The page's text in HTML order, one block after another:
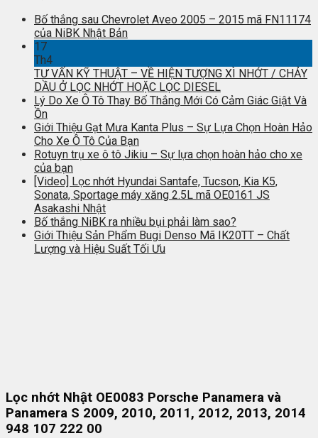
Bố thắng sau Chevrolet Aveo 2005 – 2015 mã FN11174
của NiBK Nhật Bản
17
Th4
TƯ VẤN KỸ THUẬT – VỀ HIỆN TƯỢNG XÌ NHỚT / CHẢY
DẦU Ở LỌC NHỚT HOẶC LỌC DIESEL
Lý Do Xe Ô Tô Thay Bố Thắng Mới Có Cảm Giác Giật Và
Ồn
Giới Thiệu Gạt Mưa Kanta Plus – Sự Lựa Chọn Hoàn Hảo
Cho Xe Ô Tô Của Bạn
Rotuyn trụ xe ô tô Jikiu – Sự lựa chọn hoàn hảo cho xe
của bạn
[Video] Lọc nhớt Hyundai Santafe, Tucson, Kia K5,
Sonata, Sportage máy xăng 2.5L mã OE0161 JS
Asakashi Nhật
Bố thắng NiBK ra nhiều bụi phải làm sao?
Giới Thiệu Sản Phẩm Bugi Denso Mã IK20TT – Chất
Lượng và Hiệu Suất Tối Ưu
Lọc nhớt Nhật OE0083 Porsche Panamera và
Panamera S 2009, 2010, 2011, 2012, 2013, 2014
948 107 222 00